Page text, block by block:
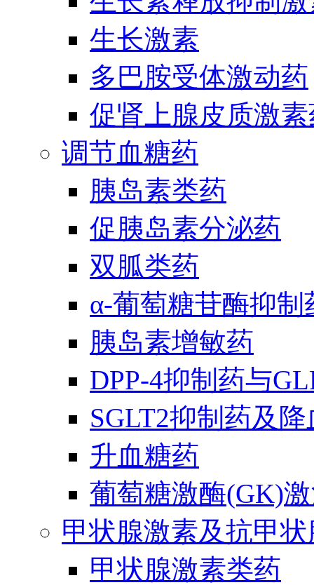
生长激素
多巴胺受体激动药
促肾上腺皮质激
调节血糖药
胰岛素类药
促胰岛素分泌药
双胍类药
α-葡萄糖苷酶抑制
胰岛素增敏药
DPP-4抑制药与
SGLT2抑制药及
升血糖药
葡萄糖激酶(GK)
甲状腺激素及抗甲
甲状腺激素类药